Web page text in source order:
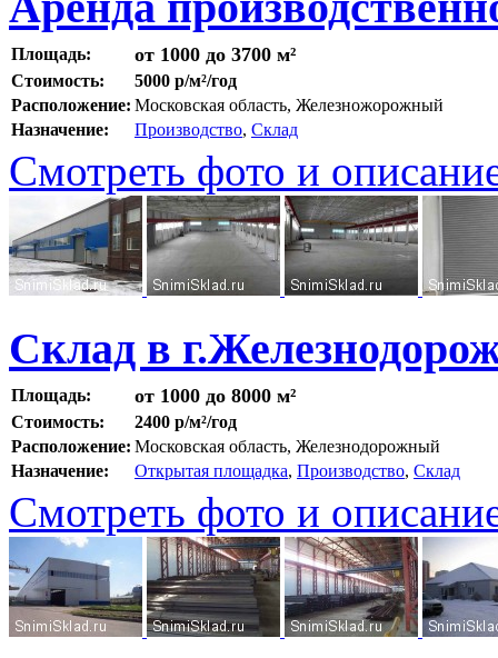
Площадь: от 1000 до 3700 м²
Стоимость:
5000 р/м²/год
Расположение: Московская область, Железножорожный
Назначение:
Производство, Склад
Смотреть фото и
Склад в
Площадь: от 1000 до 8000 м²
Стоимость:
2400 р/м²/год
Расположение: Московская область, Железнодорожный
Назначение:
Открытая площадка, Производство, Склад
Смотреть фото и